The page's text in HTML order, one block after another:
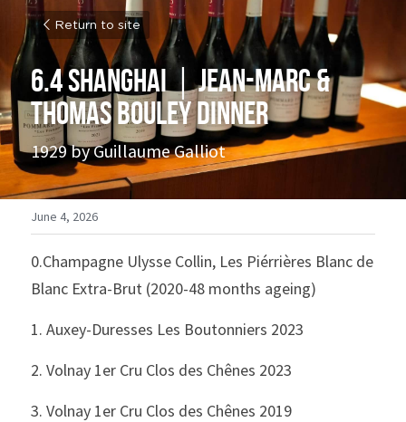
Return to site
6.4 Shanghai｜Jean-Marc &
Thomas Bouley Dinner
1929 by Guillaume Galliot
June 4, 2026
0.Champagne Ulysse Collin, Les Piérrières Blanc de
Blanc Extra-Brut (2020-48 months ageing)
1. Auxey-Duresses Les Boutonniers 2023
2. Volnay 1er Cru Clos des Chênes 2023
3. Volnay 1er Cru Clos des Chênes 2019